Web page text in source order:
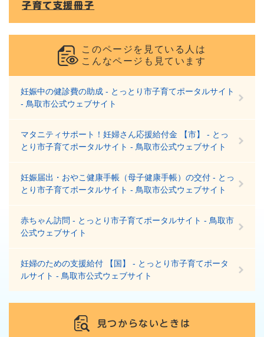
子育て支援冊子
このページを見ている人は
こんなページも見ています
妊娠中の健診費の助成 - とっとり市子育てポータルサイト
- 鳥取市公式ウェブサイト
マタニティサポート！妊婦さん応援給付金 【市】 - とっ
とり市子育てポータルサイト - 鳥取市公式ウェブサイト
妊娠届出・おやこ健康手帳（母子健康手帳）の交付 - とっ
とり市子育てポータルサイト - 鳥取市公式ウェブサイト
赤ちゃん訪問 - とっとり市子育てポータルサイト - 鳥取市
公式ウェブサイト
妊婦のための支援給付 【国】 - とっとり市子育てポータ
ルサイト - 鳥取市公式ウェブサイト
見つからないときは